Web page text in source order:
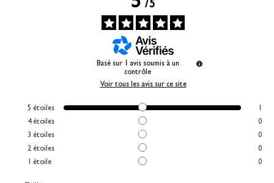
/5
Basé sur
avis soumis à un
contrôle
Voir tous les avis sur ce site
5 étoiles
4 étoiles
0
3 étoiles
0
2 étoiles
0
étoile 0